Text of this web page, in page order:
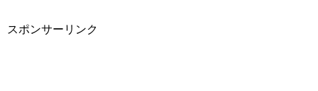
スポンサーリンク